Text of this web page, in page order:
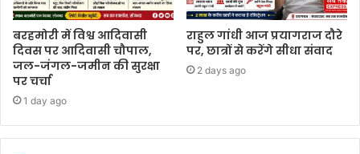
बरहमोरी में विश्व आदिवासी
दिवस पर आदिवासी चौपाल,
जल-जंगल-जमीन की सुरक्षा
पर चर्चा
1 day ago
राहुल गांधी आज प्रयागराज दौरे
पर, छात्रों से करेंगे सीधा संवाद
2 days ago